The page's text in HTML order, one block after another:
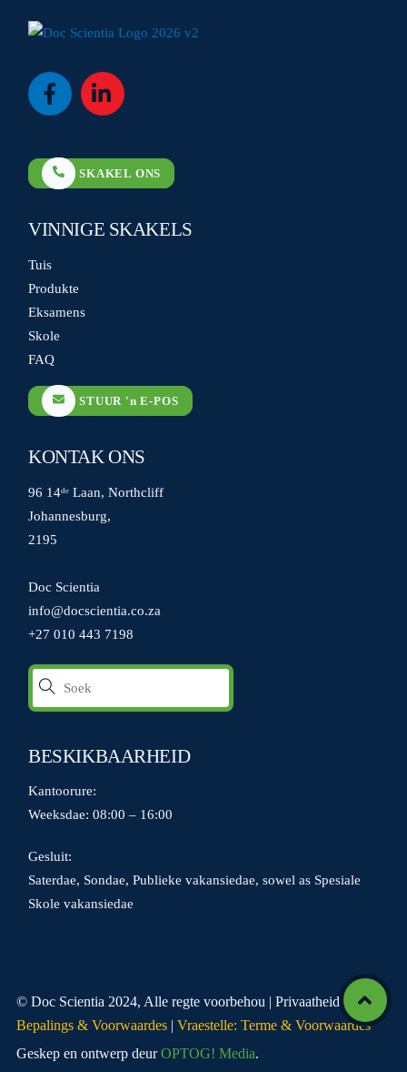
Icon
Icon
Icon
label
SKAKEL ONS
VINNIGE SKAKELS
Tuis
Produkte
Eksamens
Skole
FAQ
STUUR 'n E-POS
KONTAK ONS
96 14ᵈᵉ Laan, Northcliff
Johannesburg,
2195
Doc Scientia
info@docscientia.co.za
+27 010 443 7198
BESKIKBAARHEID
Kantoorure:
Weeksdae: 08:00 – 16:00
Gesluit:
Saterdae, Sondae, Publieke vakansiedae, sowel as Spesiale
Skole vakansiedae
© Doc Scientia 2024, Alle regte voorbehou | Privaatheidsbeleid |
Bepalings & Voorwaardes| Vraestelle: Terme & Voorwaardes
Geskep en ontwerp deurOPTOG! Media.